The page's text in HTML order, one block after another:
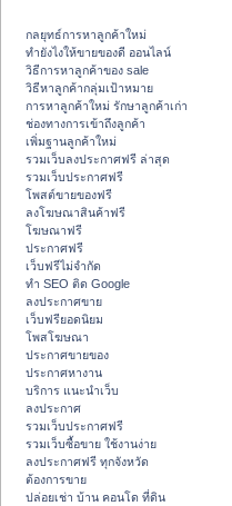
กลยุทธ์การหาลูกค้าใหม่
ทํายังไงให้ขายของดี ออนไลน์
วิธีการหาลูกค้าของ sale
วิธีหาลูกค้ากลุ่มเป้าหมาย
การหาลูกค้าใหม่ รักษาลูกค้าเก่า
ช่องทางการเข้าถึงลูกค้า
เพิ่มฐานลูกค้าใหม่
รวมเว็บลงประกาศฟรี ล่าสุด
รวมเว็บประกาศฟรี
โพสต์ขายของฟรี
ลงโฆษณาสินค้าฟรี
โฆษณาฟรี
ประกาศฟรี
เว็บฟรีไม่จำกัด
ทำ SEO ติด Google
ลงประกาศขาย
เว็บฟรียอดนิยม
โพสโฆษณา
ประกาศขายของ
ประกาศหางาน
บริการ แนะนำเว็บ
ลงประกาศ
รวมเว็บประกาศฟรี
รวมเว็บซื้อขาย ใช้งานง่าย
ลงประกาศฟรี ทุกจังหวัด
ต้องการขาย
ปล่อยเช่า บ้าน คอนโด ที่ดิน